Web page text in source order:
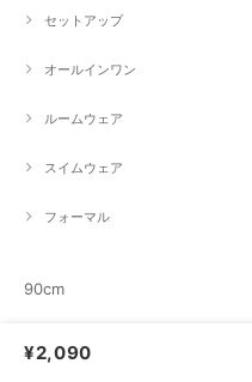
セットアップ
オールインワン
ルームウェア
スイムウェア
フォーマル
90cm
¥2,090